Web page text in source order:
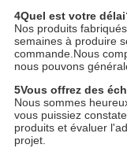
4Quel est votre
Nos produits
semaines à produire
commande.Nous
nous pouvons
5Vous offrez des
Nous sommes
vous puissiez
produits et évaluer
projet.